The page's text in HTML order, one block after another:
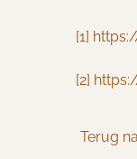
[1]
[2]
Terug